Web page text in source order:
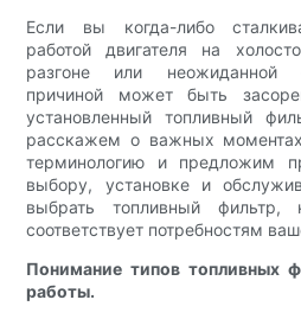
Если вы когда-либо
работой двигателя на
разгоне или неожиданной
причиной может быть
установленный топливный
расскажем о важных
терминологию и предложим
выбору, установке и
выбрать топливный фильтр,
соответствует потребностям
Понимание типов топливных
работы.